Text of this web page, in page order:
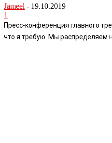
Jameel - 19.10.2019
1
Пресс-конференция главного
что я требую. Мы распределяем